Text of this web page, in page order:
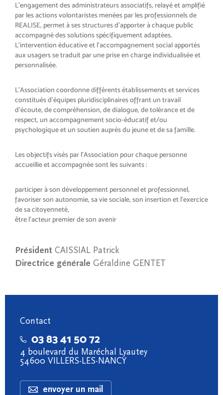
L’engagement des administrateurs associatifs, relayé et amplifié
par les actions volontaristes menées par les professionnels de
REALISE, permet à ses structures d’apporter à chaque public
accompagné des solutions spécifiquement adaptées.
L’intervention éducative et l’accompagnement social apportés
aux usagers se traduit par une prise en charge individualisée et
personnalisée.
L’Association coordonne différents établissements et services
constitués d’équipes pluridisciplinaires offrant un travail
d’écoute, de compréhension, de dialogue, de tolérance et de
respect, un accompagnement socio-éducatif et/ou
psychologique et un soutien auprès du jeune et de sa famille.
Les objectifs visés par l’Association pour chaque personne
accueillie et accompagnée sont les suivants :
participer à son développement personnel et professionnel,
favoriser son autonomie, sa vie sociale, son insertion et l’exercice
de sa citoyenneté,
être l’acteur premier de son avenir
Président CAISSIAL Patrick
Directrice générale Géraldine GENTET
Contact
03 83 41 50 72
4 boulevard du Maréchal Lyautey
54600 VILLERS-LES-NANCY
envoyer un mail